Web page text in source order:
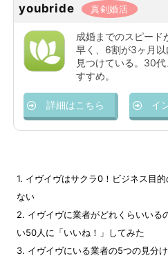
youbride 真剣婚活
成婚までのスピード
早く、6割が3ヶ月以
見つけている。30
すすめ。
詳細はこちら イ
1. イヴイヴはサクラ0！ビジネス目
ない
2. イヴイヴに業者がどれくらいいる
い50人に「いいね！」してみた
3. イヴイヴにいる業者の5つの見分